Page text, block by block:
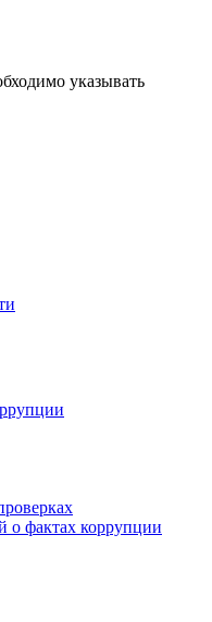
указывать
о фактах коррупции